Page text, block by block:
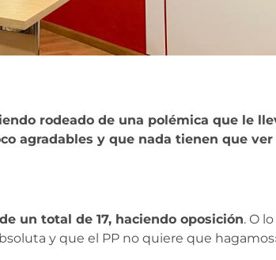
rodeado de una polémica que le
agradables y que nada tienen que ver
un total de 17, haciendo oposición. O
y que el PP no quiere que